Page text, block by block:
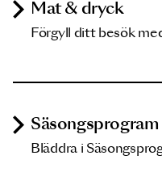
Mat & dryck
Förgyll ditt besök
Säsongsprogram
Bläddra i